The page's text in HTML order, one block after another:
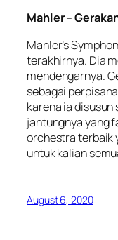
Mahler –
Mahler’s
terakhirnya. Dia
mendengarnya.
sebagai
karena ia
jantungnya yang
orchestra terbaik
untuk kalian
August 6, 2020